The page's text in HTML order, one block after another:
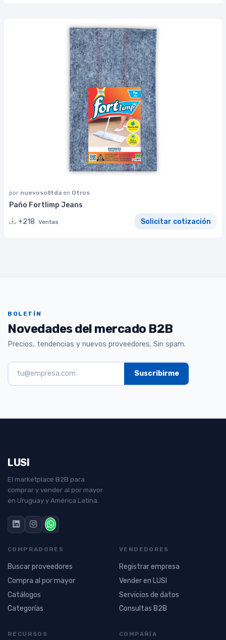
por nuevosolltda en Otros
Paño Fortlimp Jeans
+218 Ventas Solicitar cotización
BOLETÍN
Novedades del mercado B2B
Precios, tendencias y nuevos proveedores. Sin spam.
LUSI
El marketplace B2B para
comprar y vender al por mayor
en Uruguay y América Latina.
COMPRADORES
Buscar proveedores
Compra al por mayor
Catálogos
Categorías
VENDEDORES
Registrar empresa
Vender en LUSI
Servicios de datos
Consultas B2B
RECURSOS COMPAÑÍA